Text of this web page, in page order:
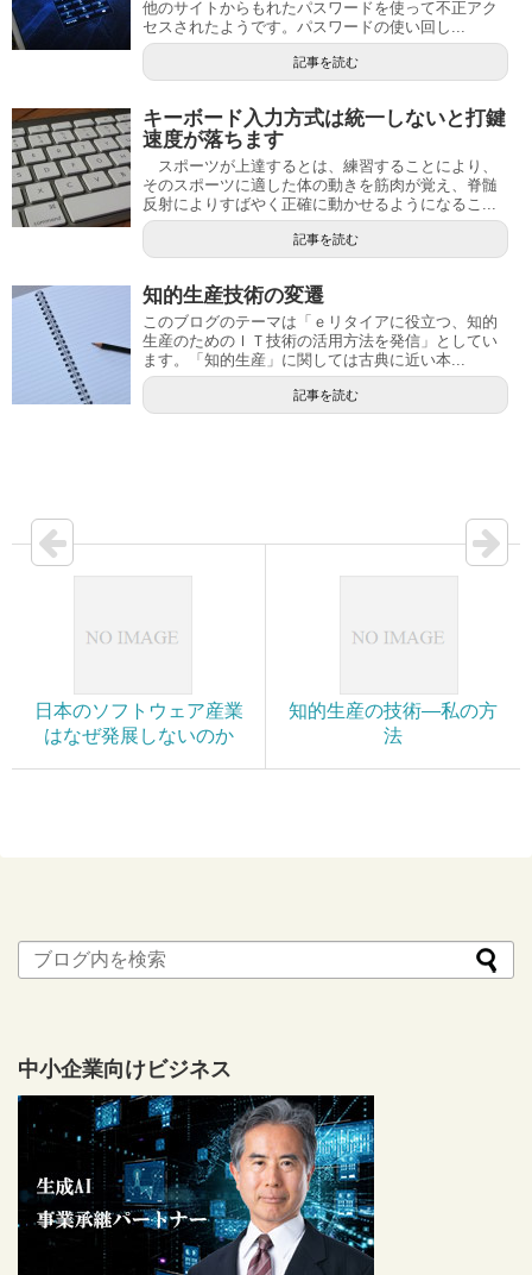
他のサイトからもれたパスワードを使って不正アク
セスされたようです。パスワードの使い回し...
記事を読む
キーボード入力方式は統一しないと打鍵
速度が落ちます
スポーツが上達するとは、練習することにより、
そのスポーツに適した体の動きを筋肉が覚え、脊髄
反射によりすばやく正確に動かせるようになるこ...
記事を読む
知的生産技術の変遷
このブログのテーマは「ｅリタイアに役立つ、知的
生産のためのＩＴ技術の活用方法を発信」としてい
ます。「知的生産」に関しては古典に近い本...
記事を読む
日本のソフトウェア産業
はなぜ発展しないのか
知的生産の技術―私の方
法
中小企業向けビジネス